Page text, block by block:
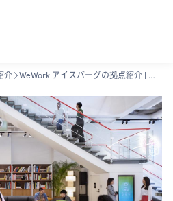
介 WeWork アイスバーグの拠点紹介 | アクセス/設備/入居者の声